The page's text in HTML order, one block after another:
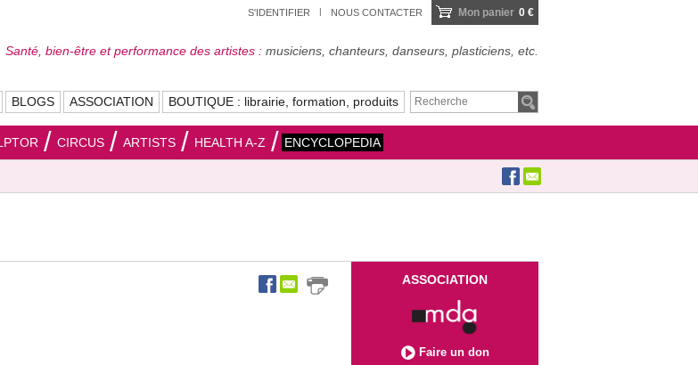
S'IDENTIFIER NOUS CONTACTER Mon panier 0 €
Santé, bien-être et performance des artistes : musiciens, chanteurs, danseurs, plasticiens, etc.
BLOGS ASSOCIATION BOUTIQUE : librairie, formation, produits
CIRCUS ARTISTS HEALTH A-Z ENCYCLOPEDIA
ASSOCIATION
Faire un don